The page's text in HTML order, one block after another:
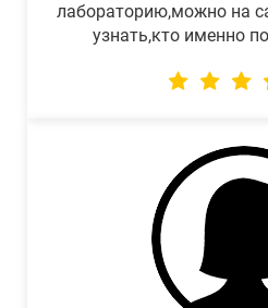
лабораторию,можно на
узнать,кто именно